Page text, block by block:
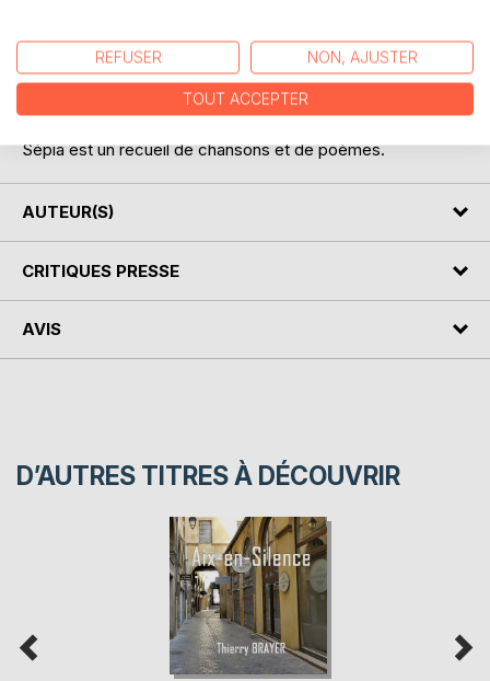
Les images d'autrefois
Sont déjà sépia.
Sépia est un recueil de chansons et de poèmes.
AUTEUR(S)
CRITIQUES PRESSE
AVIS
D’AUTRES TITRES À DÉCOUVRIR
REFUSER NON, AJUSTER
TOUT ACCEPTER